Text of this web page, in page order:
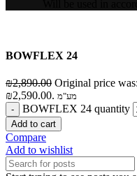
BOWFLEX 24
₪2,890.00 Original price
₪2,590.00. מע"מ
BOWFLEX 24 quantity
Add to cart
Compare
Add to wishlist